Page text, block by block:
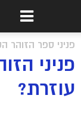
פניני ספר הזוהר
פניני
עוזרת?